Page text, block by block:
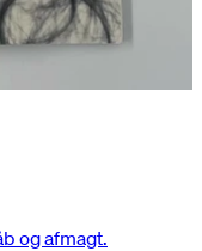
og afmagt.